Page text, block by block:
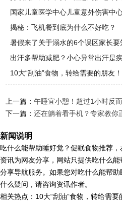
国家儿童医学中心儿童意外伤害中
揭秘：飞机餐到底为什么不好吃？
暑假来了关于溺水的6个误区家长要
出汗多帮助减肥？小心异常出汗是
10大“刮油”食物，转给需要的朋友！
上一篇：午睡宜小憩！超过1小时反
下一篇：还在躺着看手机？专家教你
新闻说明
吃什么能帮助睡好觉？促眠食物推荐
资讯为网友分享，网站只提供吃什么
分享导航服务。如果您对吃什么能帮
什么疑问，请咨询资讯作者。
相关热点：10大“刮油”食物，转给需